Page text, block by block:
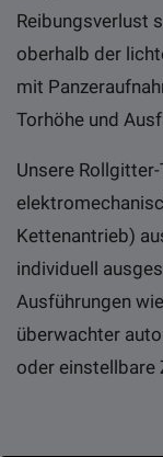
Reibungsverlust
oberhalb der
mit
Torhöhe und
Unsere
Kettenantrieb)
individuell
Ausführungen
überwachter
oder einstellbare